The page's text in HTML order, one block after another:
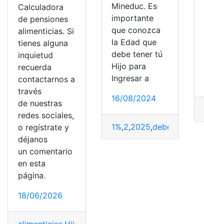
Calculadora
de pensiones
alimenticias. Si
tienes alguna
inquietud
recuerda
contactarnos a
través
de nuestras
redes sociales,
o regístrate y
déjanos
un comentario
en esta
página.
18/06/2026
Mineduc. Es
importante
que conozca
la Edad que
debe tener tú
Hijo para
Ingresar a
16/08/2024
1%,2,2025,debe